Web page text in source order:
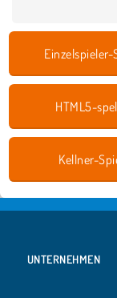
Einzelspieler-
HTML5-
Kellner-
UNTERNEHMEN